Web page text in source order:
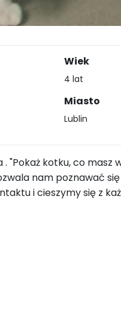
Wiek
4 lat
Miasto
Lublin
"Pokaż kotku, co masz
nam poznawać
i cieszymy się z